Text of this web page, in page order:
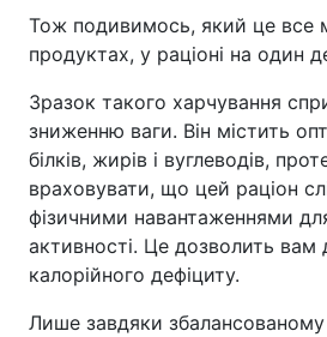
Тож подивимось, який це все
продуктах, у раціоні на один
Зразок такого харчування
зниженню ваги. Він містить
білків, жирів і вуглеводів,
враховувати, що цей раціон
фізичними навантаженнями
активності. Це дозволить вам
калорійного дефіциту.
Лише завдяки